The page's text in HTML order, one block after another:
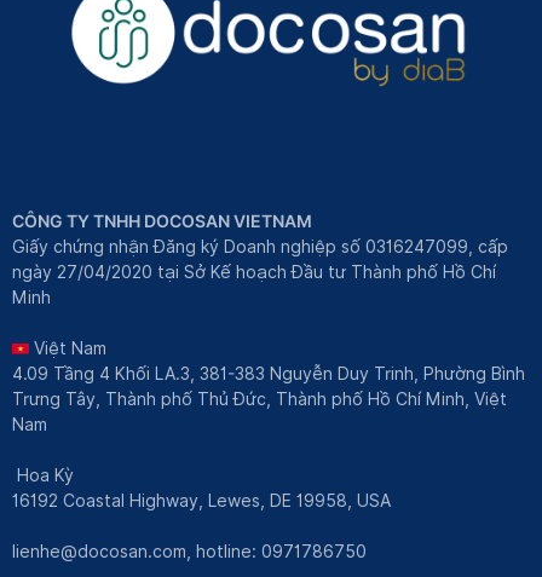
CÔNG TY TNHH DOCOSAN VIETNAM
Giấy chứng nhận Đăng ký Doanh nghiệp số 0316247099, cấp
ngày 27/04/2020 tại Sở Kế hoạch Đầu tư Thành phố Hồ Chí
Minh
Việt Nam
4.09 Tầng 4 Khối LA.3, 381-383 Nguyễn Duy Trinh, Phường Bình
Trưng Tây, Thành phố Thủ Đức, Thành phố Hồ Chí Minh, Việt
Nam
Hoa Kỳ
16192 Coastal Highway, Lewes, DE 19958, USA
lienhe@docosan.com, hotline: 0971786750